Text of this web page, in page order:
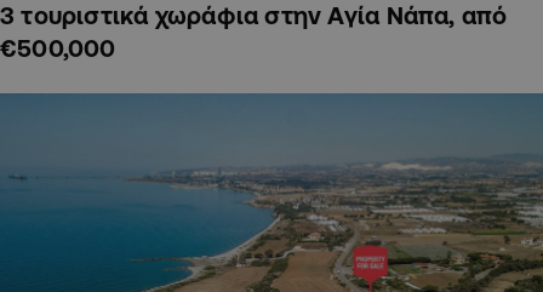
3 τουριστικά χωράφια στην Αγία Νάπα, από
€500,000